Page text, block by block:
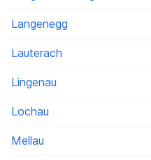
Langenegg
Lauterach
Lingenau
Lochau
Mellau